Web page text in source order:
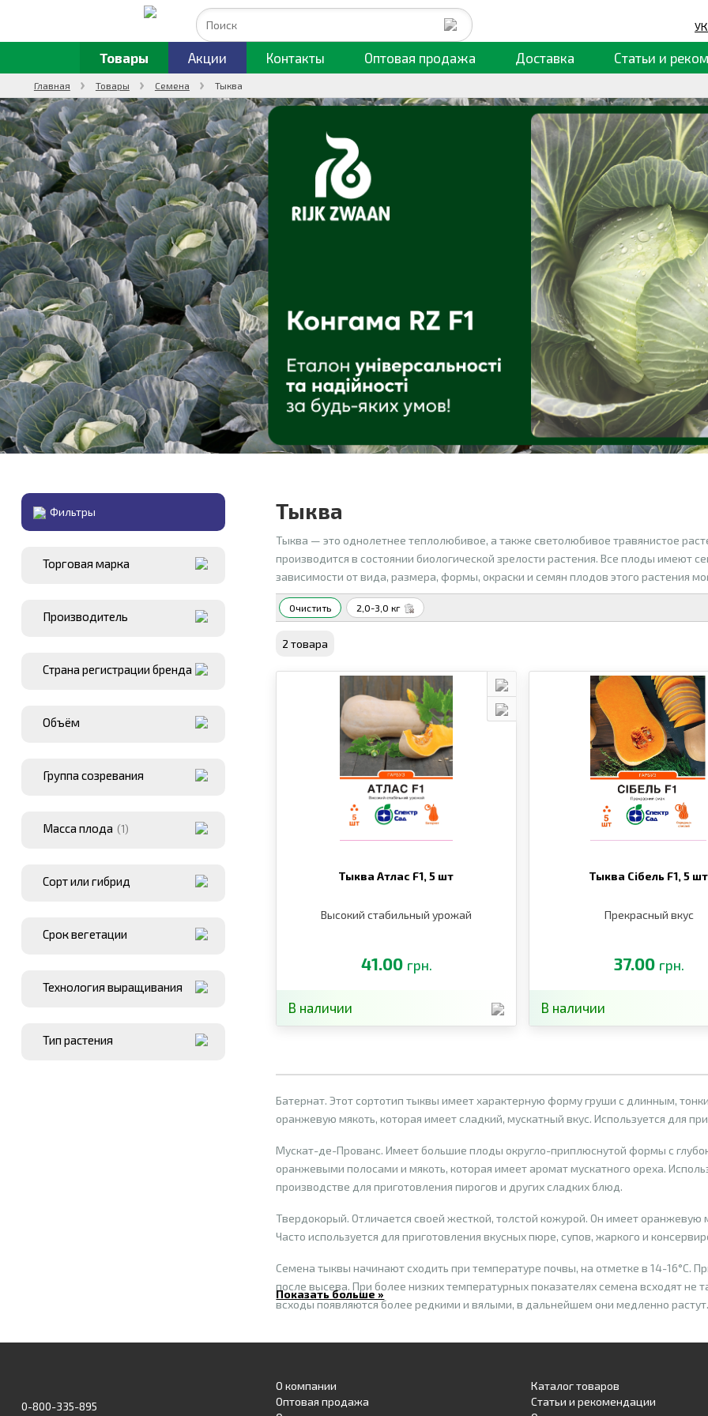
Товары Акции Контакты Оптовая продажа Доставка Статьи и
Главная Товары Семена Тыква
Фильтры
Торговая марка
Производитель
Страна регистрации бренда
Объём
Группа созревания
Масса плода (1)
Сорт или гибрид
Срок вегетации
Технология выращивания
Тип растения
Тыква
Тыква — это однолетнее теплолюбивое, а также светолюбивое травянистое
производится в состоянии биологической зрелости растения. Все плоды имеют
зависимости от вида, размера, формы, окраски и семян плодов этого растения
Очистить 2,0-3,0 кг
2 товара
Тыква Атлас F1,5 шт
Высокий стабильный урожай
41.00 грн.
В наличии
Тыква Сібель F1,5 шт
Прекрасный вкус
37.00 грн.
В наличии
Батернат. Этот сортотип тыквы имеет характерную форму груши с длинным,
оранжевую мякоть, которая имеет сладкий, мускатный вкус. Используется для
Мускат-де-Прованс. Имеет большие плоды округло-приплюснутой формы с
оранжевыми полосами и мякоть, которая имеет аромат мускатного ореха.
производстве для приготовления пирогов и других сладких блюд.
Твердокорый. Отличается своей жесткой, толстой кожурой. Он имеет
Часто используется для приготовления вкусных пюре, супов, жаркого и
Семена тыквы начинают сходить при температуре почвы, на отметке в 14-16°С.
после высева. При более низких температурных показателях семена всходят не
всходы появляются более редкими и вялыми, в дальнейшем они медленно
Показать больше »
0-800-335-895
О компании
Оптовая продажа
Каталог товаров
Статьи и рекомендации